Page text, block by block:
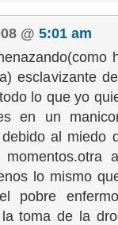
@ 5:01 am
esclavizante
lo que yo
en un
al miedo
lo mismo
pobre
toma de la